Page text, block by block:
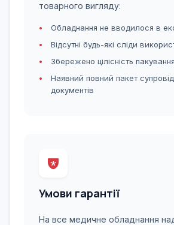
товарного вигляду:
Обладнання не вводилося в
Відсутні будь-які сліди
Збережено цілісність
Наявний повний пакет
документів
Умови гарантії
На все медичне обладнання